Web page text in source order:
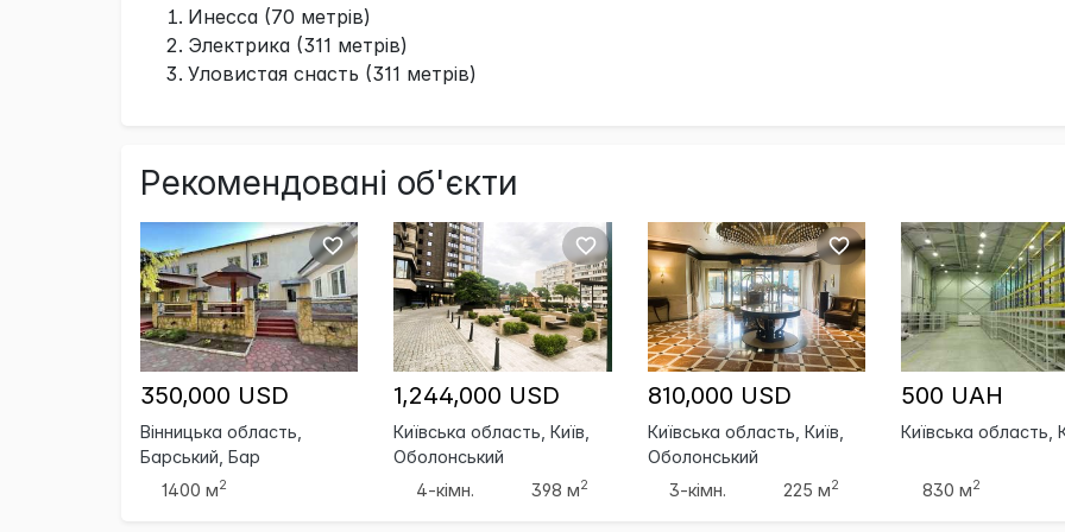
Инесса (70 метрів)
Электрика (311 метрів)
Уловистая снасть (311 метрів)
Рекомендовані об'єкти
350,000 USD
Вінницька область,
Барський, Бар
1400 м2
1,244,000 USD
Київська область, Київ,
Оболонський
4-кімн.
398 м2
810,000 USD
Київська область, Київ,
Оболонський
3-кімн.
225 м2
500 UAH
Київська область,
830 м2